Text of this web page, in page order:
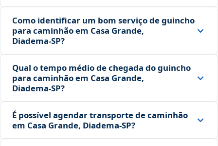
Como identificar um bom serviço de guincho
para caminhão em Casa Grande,
Diadema‑SP?
Qual o tempo médio de chegada do guincho
para caminhão em Casa Grande,
Diadema‑SP?
É possível agendar transporte de caminhão
em Casa Grande, Diadema‑SP?